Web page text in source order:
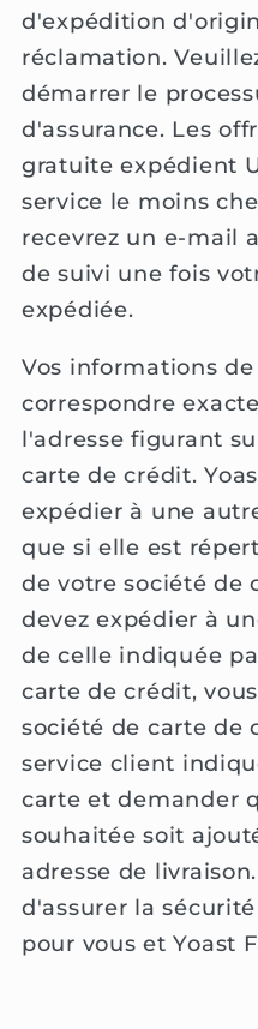
d'expédition
réclamation.
démarrer le
d'assurance. Les
gratuite expédient
service le moins
recevrez un e-mail
de suivi une fois
expédiée.
Vos informations
correspondre
l'adresse figurant
carte de crédit.
expédier à une
que si elle est
de votre société de
devez expédier à
de celle indiquée
carte de crédit,
société de carte de
service client
carte et demander
souhaitée soit
adresse de
d'assurer la
pour vous et Yoast